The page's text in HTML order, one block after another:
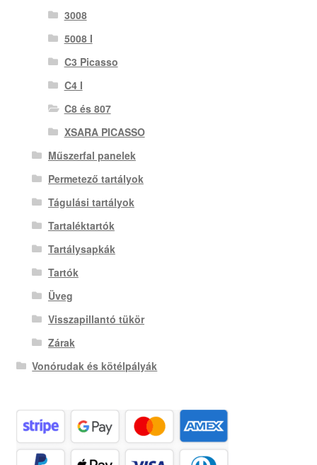
3008
5008 I
C3 Picasso
C4 I
C8 és 807
XSARA PICASSO
Műszerfal panelek
Permetező tartályok
Tágulási tartályok
Tartaléktartók
Tartálysapkák
Tartók
Üveg
Visszapillantó tükör
Zárak
Vonórudak és kötélpályák